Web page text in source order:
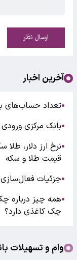
ارسال نظر
آخرین اخبار
●تعداد حساب‌های
●بانک مرکزی
●
قیمت طلا و سکه
●جزئیات
●همه چیز درباره
چک کاغذی دارد؟
وام و تسهیلات